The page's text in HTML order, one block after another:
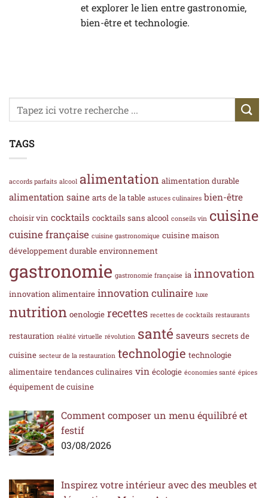
et explorer le lien entre gastronomie,
bien-être et technologie.
TAGS
accords parfaits alcool alimentation alimentation durable
alimentation saine arts de la table astuces culinaires bien-être
choisir vin cocktails cocktails sans alcool conseils vin cuisine
cuisine française cuisine gastronomique cuisine maison
développement durable environnement
gastronomie gastronomie française ia innovation
innovation alimentaire innovation culinaire luxe
nutrition oenologie recettes recettes de cocktails restaurants
restauration réalité virtuelle révolution santé saveurs secrets de
cuisine secteur de la restauration technologie technologie
alimentaire tendances culinaires vin écologie économies santé épices
équipement de cuisine
Comment composer un menu équilibré et
festif
03/08/2026
Inspirez votre intérieur avec des meubles et